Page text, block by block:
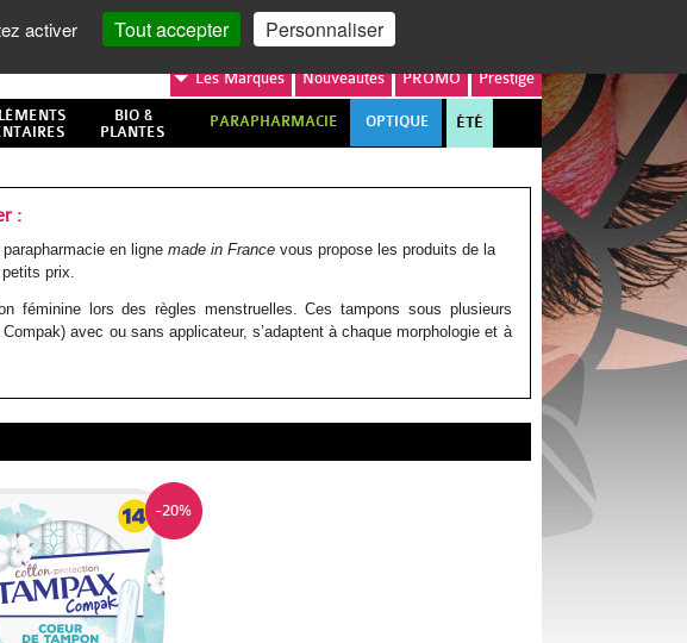
MON COMPTE
LesMarques Nouveautés PROMO Prestige
BIO &
PLANTES
PARAPHARMACIE OPTIQUE ÉTÉ
:
parapharmacie en lignemade in France vous propose les produits de la
prix.
féminine lors des règles menstruelles. Ces tampons sous plusieurs
avec ou sans applicateur, s’adaptent à chaque morphologie et à
-20%
activer Tout accepter Personnaliser